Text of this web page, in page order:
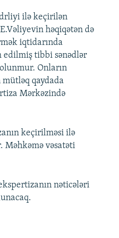
ilə keçirilən
həqiqətən də
iqtidarında
edilmiş tibbi sənədlər
Onların
qaydada
Mərkəzində
keçirilməsi ilə
Məhkəmə vəsatəti
nəticələri